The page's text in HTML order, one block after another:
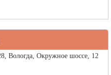
Вологда, Окружное шоссе, 12